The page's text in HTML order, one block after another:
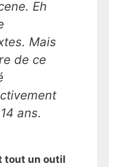
Eh
Mais
de ce
ans.
tout un outil